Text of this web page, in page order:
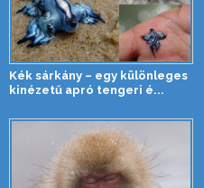
Kék sárkány – egy különleges
kinézetű apró tengeri é...